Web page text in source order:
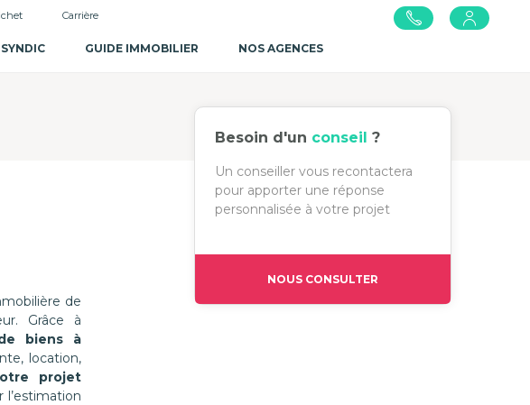
Carrière
SYNDIC GUIDE IMMOBILIER NOS AGENCES
de
Grâce à
biens à
location,
projet
Besoin d'un conseil ?
Un conseiller vous recontactera
pour apporter une réponse
personnalisée à votre projet